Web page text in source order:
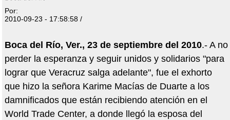
Por:
2010-09-23 - 17:58:58 /
Boca del Río, Ver., 23 de septiembre del 2010.- A no
perder la esperanza y seguir unidos y solidarios "para
lograr que Veracruz salga adelante", fue el exhorto
que hizo la señora Karime Macías de Duarte a los
damnificados que están recibiendo atención en el
World Trade Center, a donde llegó la esposa del